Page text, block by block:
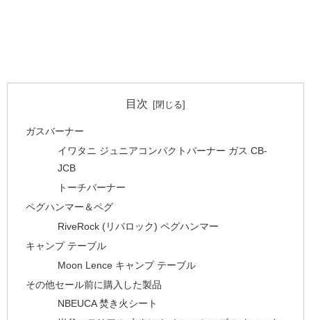
目次
ガスバーナー
イワタニ ジュニアコンパクトバーナー ガス CB-
JCB
トーチバーナー
ペグハンマー＆ペグ
RiveRock (リバロック) ペグハンマー
キャンプ テーブル
Moon Lence キャンプ テーブル
その他セール前に購入した製品
NBEUCA 焚き火シート